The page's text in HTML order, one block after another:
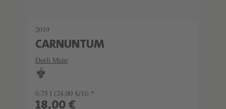
2019
CARNUNTUM
Dorli Muhr
0.75 l (24,00 €/1l) *
18,00 €